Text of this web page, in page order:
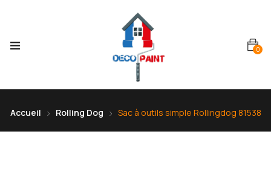
0
Accueil Rolling Dog Sac à outils simple Rollingdog 81538